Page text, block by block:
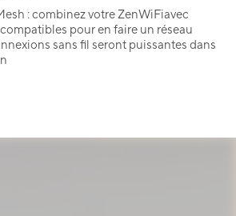
: combinez votre ZenWiFiavec
pour en faire un réseau
sans fil seront puissantes dans